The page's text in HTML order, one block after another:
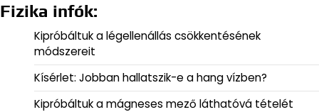
Fizika infók:
Kipróbáltuk a légellenállás csökkentésének
módszereit
Kísérlet: Jobban hallatszik-e a hang vízben?
Kipróbáltuk a mágneses mező láthatóvá tételét